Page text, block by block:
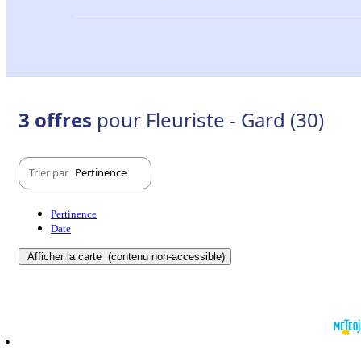
3 offres pour Fleuriste - Gard (30)
Trier par Pertinence
Pertinence
Date
Afficher la carte (contenu non-accessible)